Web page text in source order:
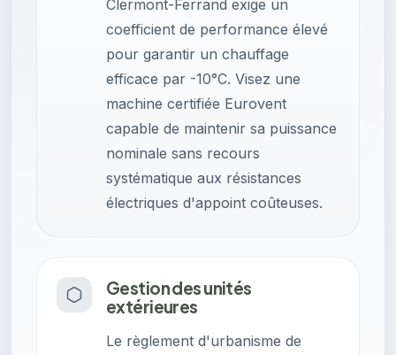
Clermont-Ferrand exige un
coefficient de performance élevé
pour garantir un chauffage
efficace par -10°C. Visez une
machine certifiée Eurovent
capable de maintenir sa puissance
nominale sans recours
systématique aux résistances
électriques d'appoint coûteuses.
Gestion des unités
extérieures
Le règlement d'urbanisme de